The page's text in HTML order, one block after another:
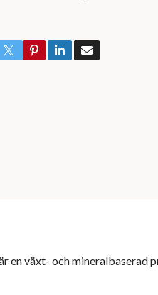
en växt- och mineralbaserad